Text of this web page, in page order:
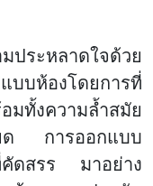
ประหลาดใจด้วย
บห้องโดยการที่
ทั้งความล้ำสมัย
ยด การออกแบบ
ดสรร มาอย่าง